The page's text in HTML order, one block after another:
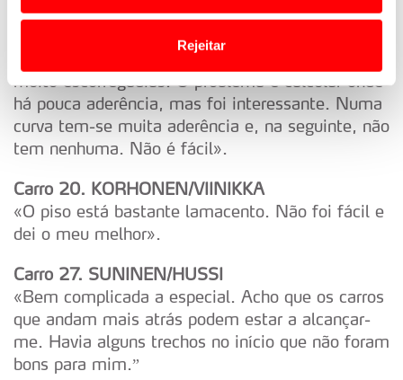
o acesso a informações durante a navegação no
personalizar conteúdos e anúncios, para lhe proporcionar
funcionalidades de redes sociais, bem como para
analisar dados de navegação no nosso website.
Adicionalmente partilhamos informação, relativa à sua
utilização do nosso site de publicidade e de análise, com
parceiros e organizações na UE e em países terceiros.
O ACP garantirá que as transferências internacionais de
dados pessoais serão realizadas apenas com o seu
consentimento e quando tal se afigure estritamente
necessário no contexto dos serviços a prestar.
Rejeitar
Carro 6. SORDO/CARRERA
«O troço foi bom, mas algumas curvas estavam
muito escorregadias. O problema é calcular onde
há pouca aderência, mas foi interessante. Numa
curva tem-se muita aderência e, na seguinte, não
tem nenhuma. Não é fácil».
Carro 20. KORHONEN/VIINIKKA
«O piso está bastante lamacento. Não foi fácil e
dei o meu melhor».
Carro 27. SUNINEN/HUSSI
«Bem complicada a especial. Acho que os carros
que andam mais atrás podem estar a alcançar-
me. Havia alguns trechos no início que não foram
bons para mim.”